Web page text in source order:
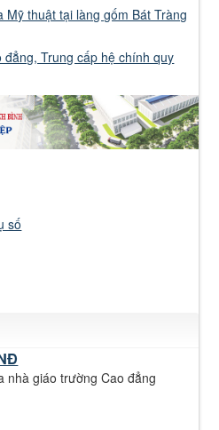
thuật tại làng gốm Bát Tràng
Trung cấp hệ chính quy
số
nhà giáo trường Cao đẳng